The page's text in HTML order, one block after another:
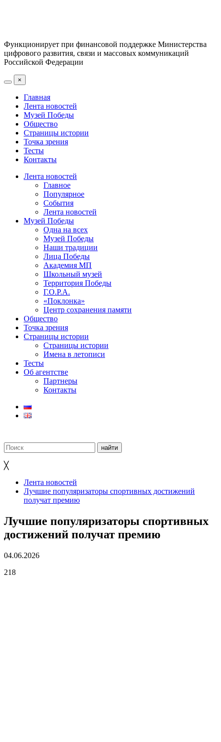
Функционирует при финансовой поддержке Министерства
цифрового развития, связи и массовых коммуникаций
Российской Федерации
×
Главная
Лента новостей
Музей Победы
Общество
Страницы истории
Точка зрения
Тесты
Контакты
Лента новостей
Главное
Популярное
События
Лента новостей
Музей Победы
Одна на всех
Музей Победы
Наши традиции
Лица Победы
Академия МП
Школьный музей
Территория Победы
Г.О.Р.А.
«Поклонка»
Центр сохранения памяти
Общество
Точка зрения
Страницы истории
Страницы истории
Имена в летописи
Тесты
Об агентстве
Партнеры
Контакты
╳
Лента новостей
Лучшие популяризаторы спортивных достижений
получат премию
Лучшие популяризаторы спортивных
достижений получат премию
04.06.2026
218